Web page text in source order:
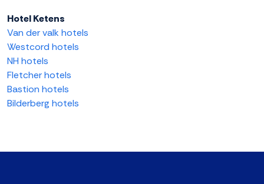
Hotel Ketens
Van der valk hotels
Westcord hotels
NH hotels
Fletcher hotels
Bastion hotels
Bilderberg hotels